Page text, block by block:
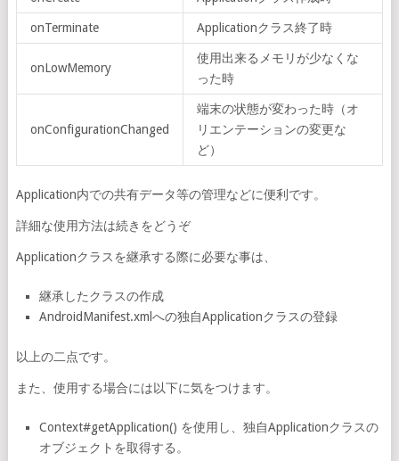
onTerminate Applicationクラス終了時
onLowMemory
使用出来るメモリが少なくな
った時
onConfigurationChanged
端末の状態が変わった時（オ
リエンテーションの変更な
ど）
Application内での共有データ等の管理などに便利です。
詳細な使用方法は続きをどうぞ
Applicationクラスを継承する際に必要な事は、
継承したクラスの作成
AndroidManifest.xmlへの独自Applicationクラスの登録
以上の二点です。
また、使用する場合には以下に気をつけます。
Context#getApplication() を使用し、独自Applicationクラスの
オブジェクトを取得する。